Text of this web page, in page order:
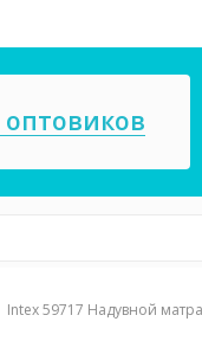
оптовиков
Intex 59717 Надувной